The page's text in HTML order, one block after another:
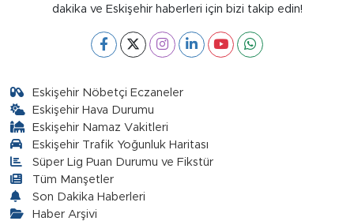
dakika ve Eskişehir haberleri için bizi takip edin!
Eskişehir Nöbetçi Eczaneler
Eskişehir Hava Durumu
Eskişehir Namaz Vakitleri
Eskişehir Trafik Yoğunluk Haritası
Süper Lig Puan Durumu ve Fikstür
Tüm Manşetler
Son Dakika Haberleri
Haber Arşivi